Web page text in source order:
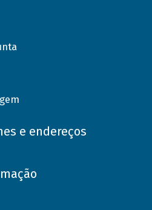
e endereços